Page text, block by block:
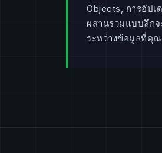
Objects, การอัป
ผสานรวมแบบลึกจ
ระหว่างข้อมูลที่คุ